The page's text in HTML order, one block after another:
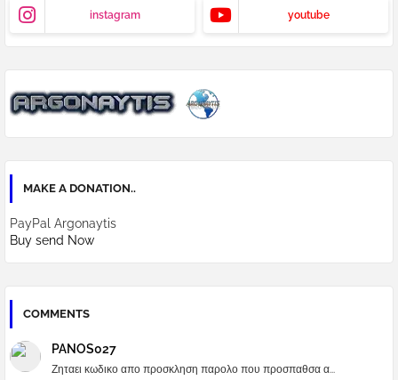
instagram youtube
MAKE A DONATION..
PayPal Argonaytis
Buy send Now
COMMENTS
PANOS027
Ζηταει κωδικο απο προσκληση παρολο που προσπαθσα α...